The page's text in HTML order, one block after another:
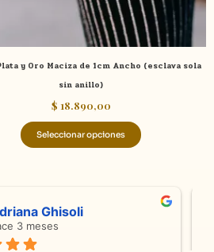
y Oro Maciza de 1cm Ancho (esclava sola
sin anillo)
$ 18.890,00
Seleccionar opciones
la
página
de
producto
silva
6 meses